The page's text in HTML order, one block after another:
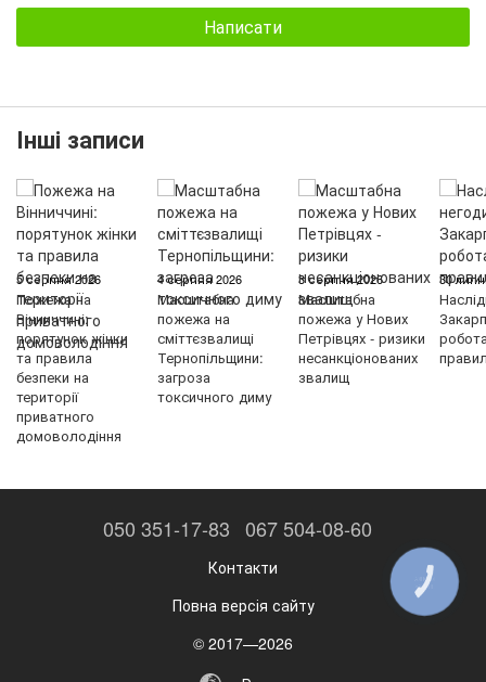
Написати
Інші записи
5 серпня 2026
Пожежа на
Вінниччині:
порятунок жінки
та правила
безпеки на
території
приватного
домоволодіння
4 серпня 2026
Масштабна
пожежа на
сміттєзвалищі
Тернопільщини:
загроза
токсичного диму
3 серпня 2026
Масштабна
пожежа у Нових
Петрівцях - ризики
несанкціонованих
звалищ
30
050 351-17-83 067 504-08-60
Контакти
Повна версія сайту
© 2017—2026
КНОПКА
ЗВ'ЯЗКУ